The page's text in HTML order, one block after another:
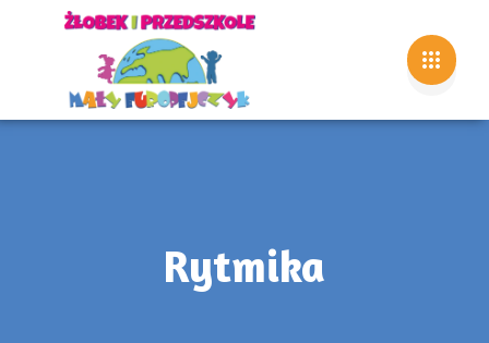
Rytmika